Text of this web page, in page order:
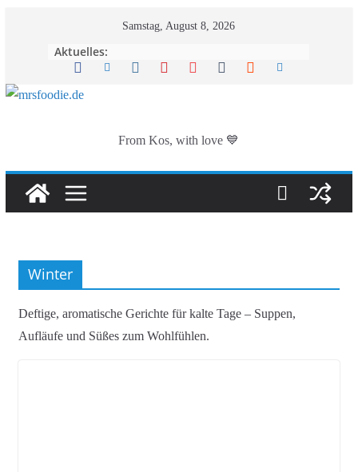
Samstag, August 8, 2026
Aktuelles:
From Kos, with love 💙
Winter
Deftige, aromatische Gerichte für kalte Tage – Suppen,
Aufläufe und Süßes zum Wohlfühlen.